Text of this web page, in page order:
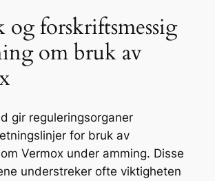
og forskriftsmessig
om bruk av
gir reguleringsorganer
for bruk av
Vermox under amming. Disse
understreker ofte viktigheten